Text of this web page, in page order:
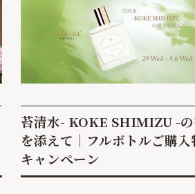
苔清水- KOKE SHIMIZU -の
を添えて｜フルボトルご購入
キャンペーン